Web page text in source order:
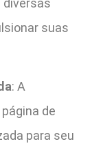
diversas
suas
: A
de
para seu